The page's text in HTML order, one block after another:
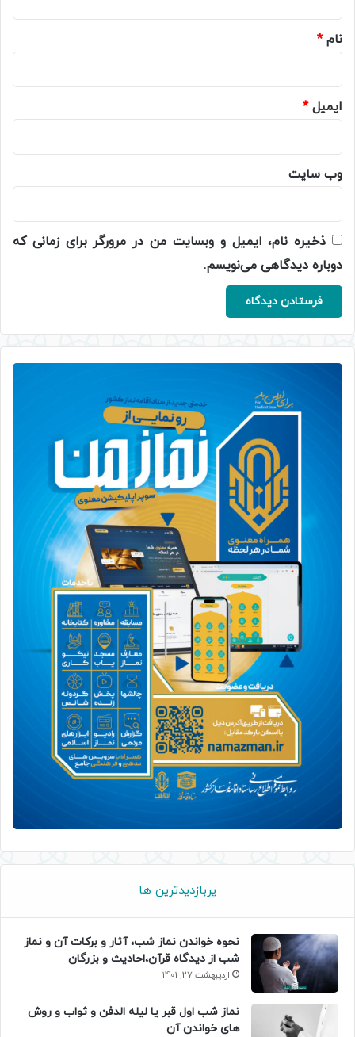
نام*
ایمیل*
وب‌ سایت
ذخیره نام، ایمیل و وبسایت من در مرورگر برای زمانی که
دوباره دیدگاهی می‌نویسم.
پربازدیدترین ها
نحوه خواندن نماز شب، آثار و برکات آن و نماز
شب از دیدگاه قرآن،احادیث و بزرگان
اردیبهشت 27, 1401
نماز شب اول قبر یا لیله الدفن و ثواب و روش
های خواندن آن